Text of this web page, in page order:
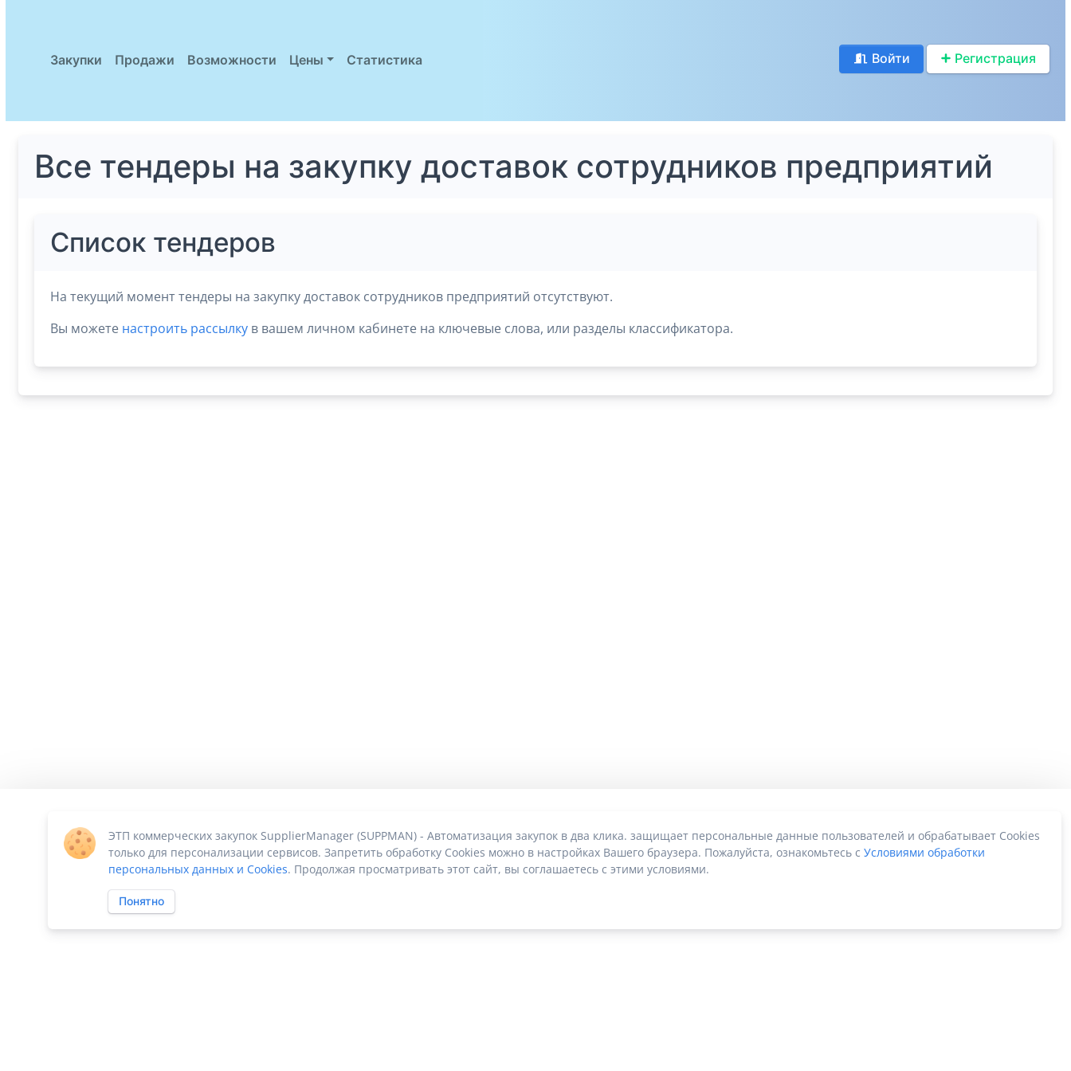
Закупки Продажи Возможности Цены Статистика Войти Регистрация
Все тендеры на закупку доставок сотрудников предприятий
Список тендеров
На текущий момент тендеры на закупку доставок сотрудников предприятий отсутствуют.
Вы можете настроить рассылкув вашем личном кабинете на ключевые слова, или разделы классификатора.
ЭТП коммерческих закупок SupplierManager (SUPPMAN) - Автоматизация закупок в два клика. защищает персональные данные пользователей и обрабатывает Cookies
только для персонализации сервисов. Запретить обработку Cookies можно в настройках Вашего браузера. Пожалуйста, ознакомьтесь с Условиями обработки
персональных данных и Cookies. Продолжая просматривать этот сайт, вы соглашаетесь с этими условиями.
Понятно